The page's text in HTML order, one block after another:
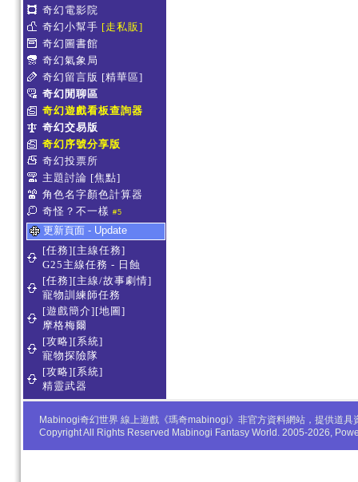
奇幻電影院
奇幻小幫手 [走私販]
奇幻圖書館
奇幻氣象局
奇幻留言版 [精華區]
奇幻閒聊區
奇幻遊戲看板查詢器
奇幻交易版
奇幻序號分享版
奇幻投票所
主題討論 [焦點]
角色名字顏色計算器
奇怪？不一樣 #5
更新頁面 - Update
[任務][主線任務]
G25主線任務 - 日蝕
[任務][主線/故事劇情]
寵物訓練師任務
[遊戲簡介][地圖]
摩格梅爾
[攻略][系統]
寵物探險隊
[攻略][系統]
精靈武器
Mabinogi奇幻世界 線上遊戲《瑪奇mabinogi》非官方資料網站，提供道
Copyright All Rights Reserved Mabinogi Fantasy World. 2005-2026,